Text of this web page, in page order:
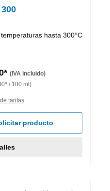
hasta 300°C
(IVA incluido)
/ 100 ml)
tarifas
producto